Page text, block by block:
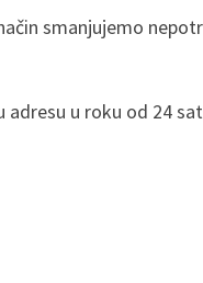
smanjujemo
adresu u roku od 24